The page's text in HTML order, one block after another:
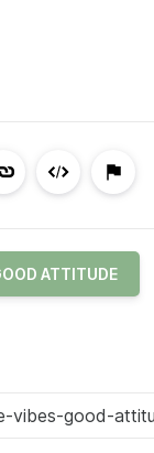
ATTITUDE